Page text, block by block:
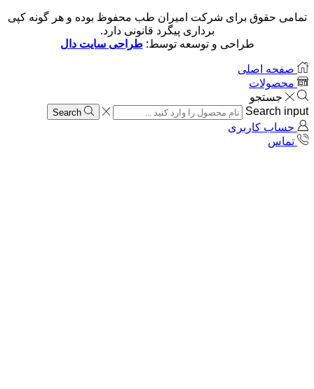
تمامی حقوق برای شرکت امیران طب محفوظ بوده و هر گونه کپی
برداری پیگرد قانونی دارد.
طراحی و توسعه توسط:طراحی سایت دال
صفحه اصلی
محصولات
جستجو
Search input
Search
حساب کاربری
تماس